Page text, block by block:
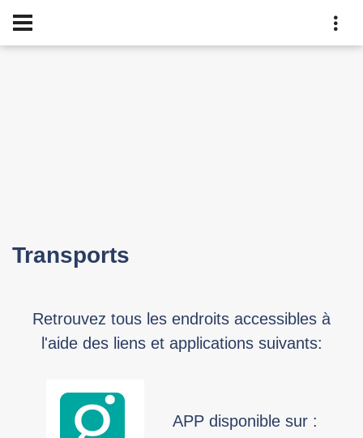
Transports
Retrouvez tous les endroits accessibles à
l'aide des liens et applications suivants:
APP disponible sur :